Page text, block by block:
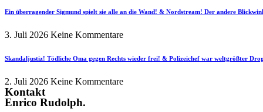
Ein überragender Sigmund spielt sie alle an die Wand! & Nordstream! Der andere
3. Juli 2026 Keine Kommentare
Skandaljustiz! Tödliche Oma gegen Rechts wieder frei! & Polizeichef war weltgrößter
2. Juli 2026 Keine Kommentare
Kontakt
Enrico Rudolph.